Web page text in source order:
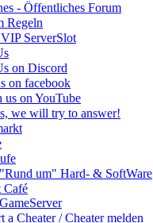
- Öffentliches Forum
Regeln
ServerSlot
on Discord
on facebook
on YouTube
we will try to answer!
um" Hard- & SoftWare
Cheater / Cheater melden